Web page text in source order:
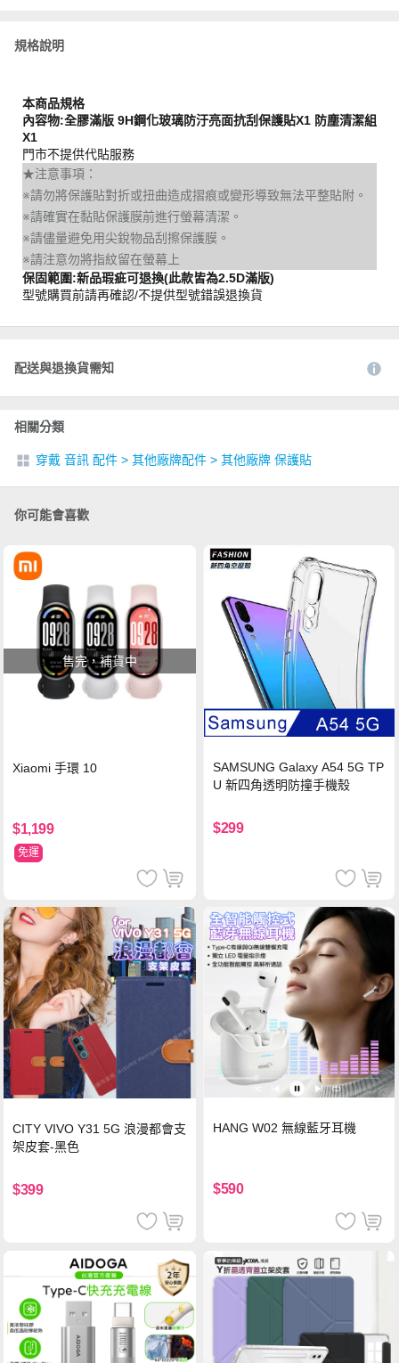
規格說明
本商品規格
內容物:全膠滿版 9H鋼化玻璃防汙亮面抗刮保護貼X1 防塵清潔組
X1
門市不提供代貼服務
★注意事項：
※請勿將保護貼對折或扭曲造成摺痕或變形導致無法平整貼附。
※請確實在黏貼保護膜前進行螢幕清潔。
※請儘量避免用尖銳物品刮擦保護膜。
※請注意勿將指紋留在螢幕上
保固範圍:新品瑕疵可退換(此款皆為2.5D滿版)
型號購買前請再確認/不提供型號錯誤退換貨
配送與退換貨需知
相關分類
穿戴 音訊 配件 > 其他廠牌配件 > 其他廠牌 保護貼
你可能會喜歡
售完，補貨中
Xiaomi 手環 10
$1,199
免運
SAMSUNG Galaxy A54 5G TP
U 新四角透明防撞手機殼
$299
CITY VIVO Y31 5G 浪漫都會支
架皮套-黑色
$399
HANG W02 無線藍牙耳機
$590